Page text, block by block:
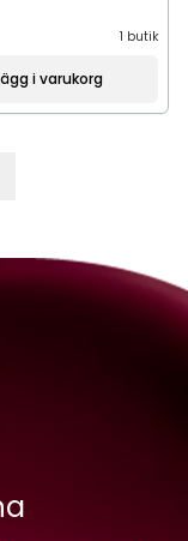
1 butik
i varukorg